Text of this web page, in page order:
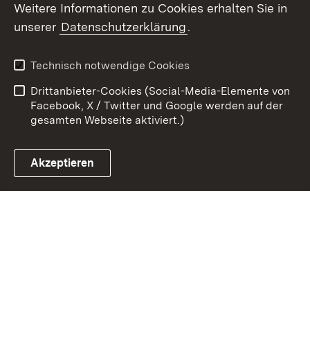
Link zum Landesportal
Kontakt
Datenschutz
Barrierefreiheit
Impressum Cookies
Weitere Informationen zu Cookies erhalten Sie in
unserer Datenschutzerklärung.
Technisch notwendige Cookies
Drittanbieter-Cookies (Social-Media-Elemente von
Facebook, X / Twitter und Google werden auf der
gesamten Webseite aktiviert.)
Akzeptieren